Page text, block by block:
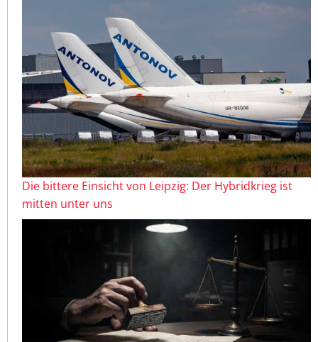
Die bittere Einsicht von Leipzig: Der Hybridkrieg ist
mitten unter uns